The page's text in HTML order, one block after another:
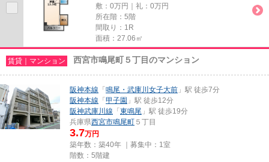
敷：0万円｜礼：0万円
所在階：5階
間取り：1R
面積：27.06㎡
賃貸｜マンション 西宮市鳴尾町５丁目のマンション
阪神本線 「 鳴尾・武庫川女子大前 」駅 徒歩7分
阪神本線 「 甲子園 」駅 徒歩12分
阪神武庫川線 「 東鳴尾 」駅 徒歩19分
兵庫県西宮市鳴尾町 ５丁目
3.7万円
築年数：築40年 ｜募集中： 1室
階数：5階建